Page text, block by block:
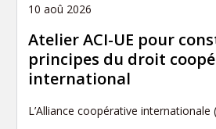
10 aoû 2026
Atelier ACI-UE pour
principes du droit
international
L’Alliance coopérative internationale